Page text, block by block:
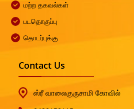
மற்ற தகவல்கள்
படதொகுப்பு
தொடர்புக்கு
Contact Us
ஸ்ரீ வாலைகுருசாமி கோவில்